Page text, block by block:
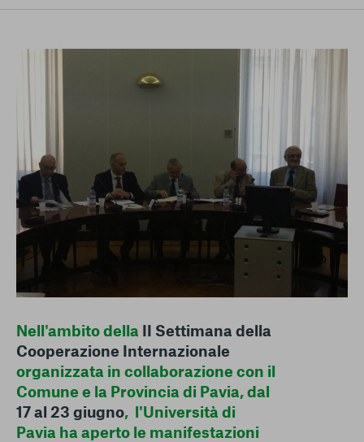
conto del fatto che il blocco di alcuni cookie può
selezione relativa ai cookie effettuata verrà salvata. Se non è
stata selezionata alcuna opzione, premere questo pulsante
equivarrà a rifiutare tutti i cookie. Per ulteriori informazioni, è
Ulteriori informazioni
Cookie strettamente necessari
Cookie di analisi
Cookies di marketing
Nell'ambito della II Settimana della
Cooperazione Internazionale
organizzata in collaborazione con il
Comune e la Provincia di Pavia, dal
17 al 23 giugno, l'Università di
Pavia ha aperto le manifestazioni